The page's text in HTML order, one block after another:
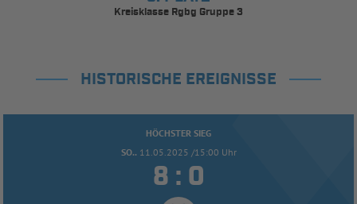
Kreisklasse Rgbg Gruppe 3
HISTORISCHE EREIGNISSE
HÖCHSTER SIEG
SO.. 11.05.2025 /15:00 Uhr
 : 